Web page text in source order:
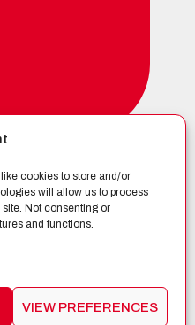
cookies to store and/or
will allow us to process
Not consenting or
and functions.
VIEW PREFERENCES